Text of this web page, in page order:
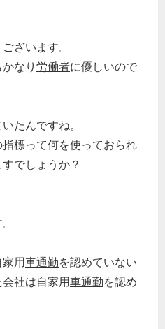
ざいます。
なり 労働者に優しいので
たんですね。
標って何を使っておられ
でしょうか？
用車通勤を認めていない
社は自家用車通勤を認め